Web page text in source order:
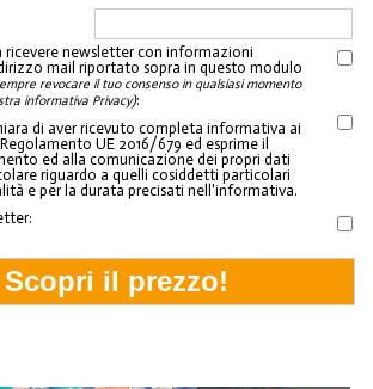
ricevere newsletter con informazioni
mail riportato sopra in questo modulo
revocare il tuo consenso in qualsiasi momento
informativa Privacy):
di aver ricevuto completa informativa ai
UE 2016/679 ed esprime il
ed alla comunicazione dei propri dati
riguardo a quelli cosiddetti particolari
e per la durata precisati nell'informativa.